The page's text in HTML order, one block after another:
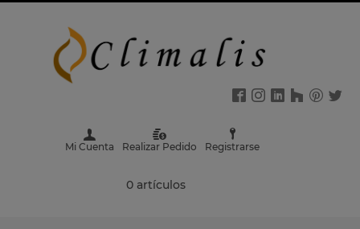
Mi Cuenta Realizar Pedido Registrarse
0 artículos